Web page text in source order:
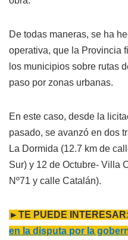
De todas maneras, se ha
operativa, que la Provincia
los municipios sobre rutas
paso por zonas urbanas.
En este caso, desde la
pasado, se avanzó en dos
La Dormida (12.7 km de
Sur) y 12 de Octubre- Villa
Nº71 y calle Catalán).
►TE PUEDE INTERESAR:
en la disputa por la